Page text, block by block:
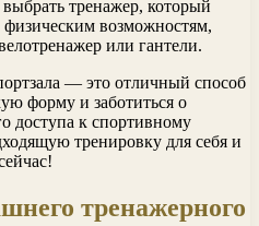
тренажер, который
физическим возможностям,
или гантели.
— это отличный способ
форму и заботиться о
доступа к спортивному
тренировку для себя и
тренажерного